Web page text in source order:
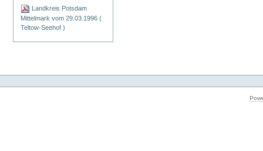
Landkreis Potsdam
Mittelmark vom 29.03.1996 (
Teltow-Seehof )